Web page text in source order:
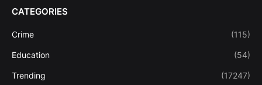
CATEGORIES
Crime (115)
Education (54)
Trending (17247)